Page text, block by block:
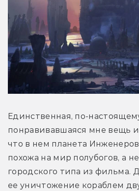
Единственная, по-
понравивавшаяся мне вещь
что в нем планета
похожа на мир полубогов, а
городского типа из фильма.
ее уничтожение кораблем